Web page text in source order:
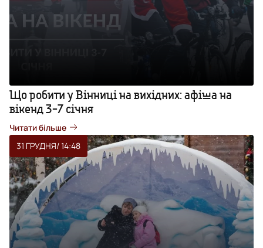
Що робити у Вінниці на вихідних: афіша на
вікенд 3-7 січня
Читати більше
31 ГРУДНЯ/ 14:48